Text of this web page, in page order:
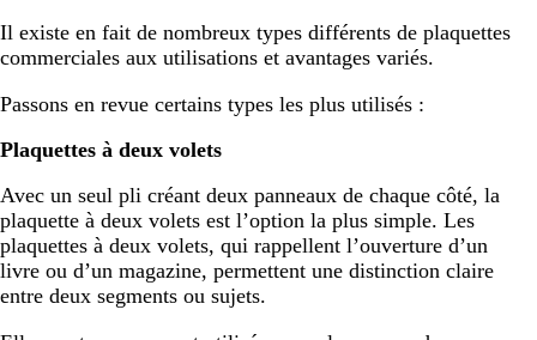
Il existe en fait de nombreux types différents de plaquettes
commerciales aux utilisations et avantages variés.
Passons en revue certains types les plus utilisés :
Plaquettes à deux volets
Avec un seul pli créant deux panneaux de chaque côté, la
plaquette à deux volets est l’option la plus simple. Les
plaquettes à deux volets, qui rappellent l’ouverture d’un
livre ou d’un magazine, permettent une distinction claire
entre deux segments ou sujets.